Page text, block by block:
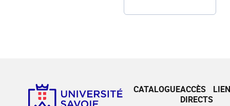
CATALOGUEACCÈS
DIRECTS